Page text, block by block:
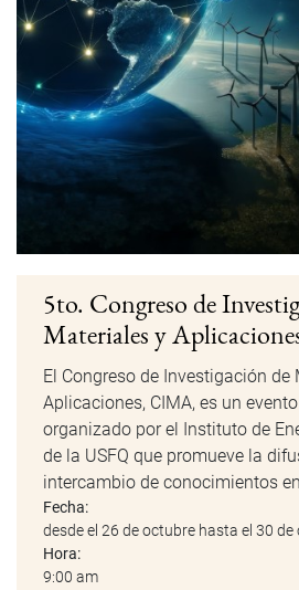
5to. Congreso de
Materiales y
El Congreso de Investigación de
Aplicaciones, CIMA, es un
organizado por el Instituto de
de la USFQ que promueve la
intercambio de conocimientos
Fecha:
desde el 26 de octubre hasta el 30
Hora:
9:00 am